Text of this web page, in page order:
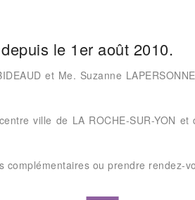
le 1er août 2010.
et Me. Suzanne
ville de LA ROCHE-SUR-YON
complémentaires ou prendre rendez-